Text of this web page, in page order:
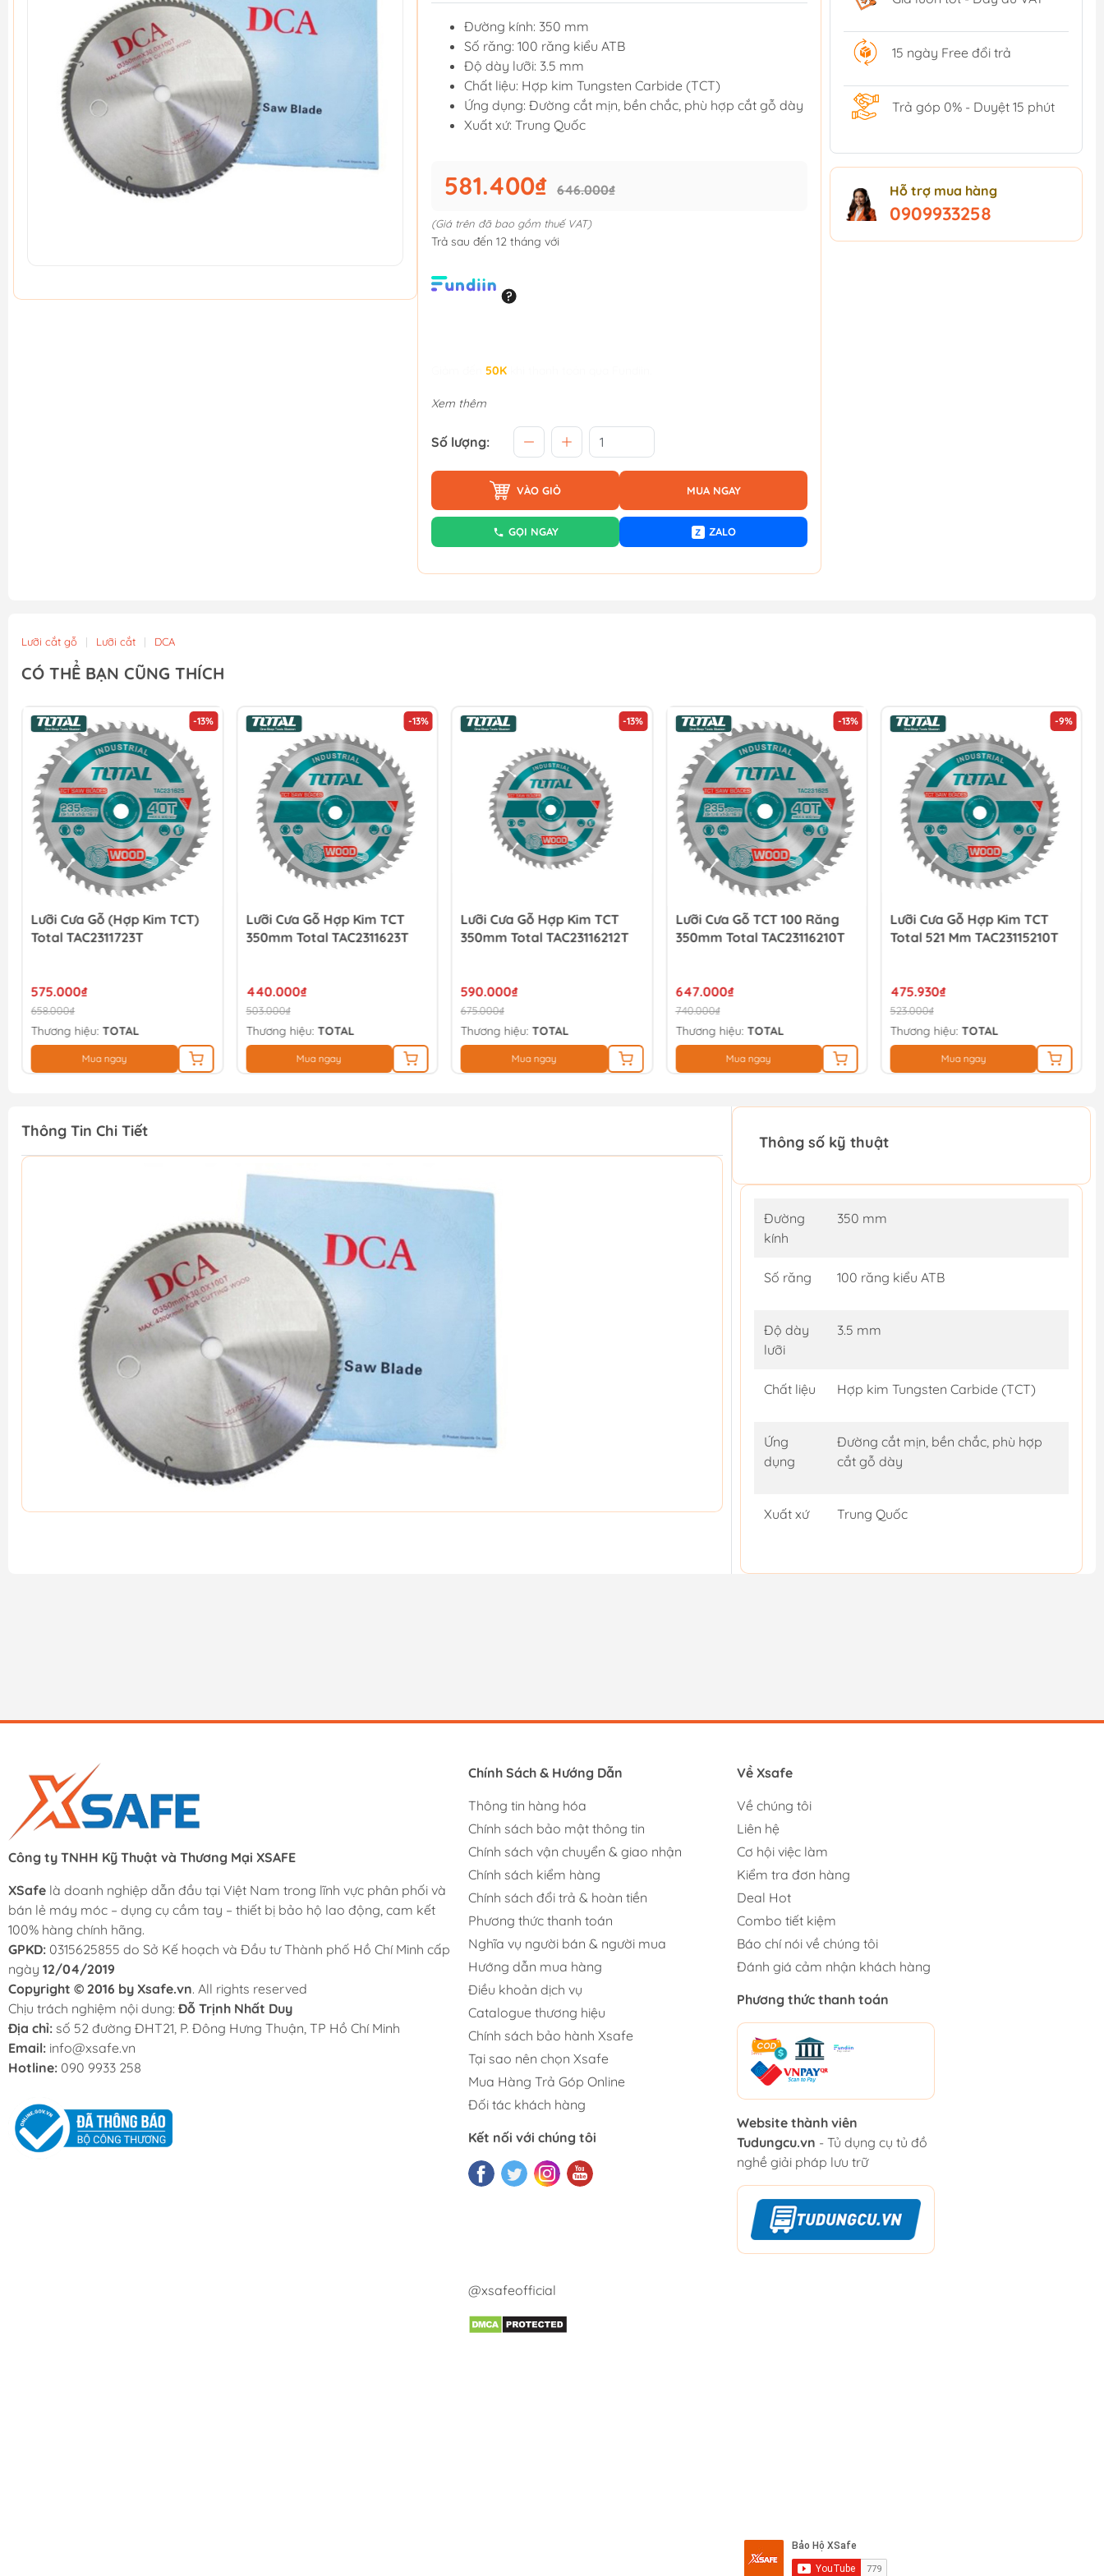
Đường kính: 350 mm
Số răng: 100 răng kiểu ATB
Độ dày lưỡi: 3.5 mm
Chất liệu: Hợp kim Tungsten Carbide (TCT)
Ứng dụng: Đường cắt mịn, bền chắc, phù hợp cắt gỗ dày
Xuất xứ: Trung Quốc
581.400₫ 646.000₫
(Giá trên đã bao gồm thuế VAT)
Trả sau đến 12 tháng với
50K
Xem thêm
Số lượng:
VÀO GIỎ MUA NGAY
GỌI NGAY Z ZALO
15 ngày Free đổi trả
Trả góp 0% - Duyệt 15 phút
Hỗ trợ mua hàng
0909933258
Lưỡi cắt gỗ | Lưỡi cắt | DCA
CÓ THỂ BẠN CŨNG THÍCH
-13%
Lưỡi Cưa Gỗ (hợp Kim TCT)
Total TAC2311723T
575.000₫
658.000₫
Thương hiệu: TOTAL
Mua ngay
-13%
Lưỡi Cưa Gỗ Hợp Kim TCT
350mm Total TAC2311623T
440.000₫
503.000₫
Thương hiệu: TOTAL
Mua ngay
-13%
Lưỡi Cưa Gỗ Hợp Kim TCT
350mm Total TAC23116212T
590.000₫
675.000₫
Thương hiệu: TOTAL
Mua ngay
-13%
Lưỡi Cưa Gỗ TCT 100 Răng
350mm Total TAC23116210T
647.000₫
740.000₫
Thương hiệu: TOTAL
Mua ngay
-9%
Lưỡi Cưa Gỗ Hợp Kim TCT
Total 521 Mm TAC23115210T
475.930₫
523.000₫
Thương hiệu: TOTAL
Mua ngay
Thông Tin Chi Tiết
Thông số kỹ thuật
Đường
kính
350 mm
Số răng 100 răng kiểu ATB
Độ dày
lưỡi
3.5 mm
Chất liệu Hợp kim Tungsten Carbide (TCT)
Ứng
dụng
Đường cắt mịn, bền chắc, phù hợp
cắt gỗ dày
Xuất xứ Trung Quốc
Công ty TNHH Kỹ Thuật và Thương Mại XSAFE
XSafe là doanh nghiệp dẫn đầu tại Việt Nam trong lĩnh vực phân phối và
bán lẻ máy móc – dụng cụ cầm tay – thiết bị bảo hộ lao động, cam kết
100% hàng chính hãng.
GPKD: 0315625855 do Sở Kế hoạch và Đầu tư Thành phố Hồ Chí Minh cấp
ngày 12/04/2019
Copyright © 2016 by Xsafe.vn. All rights reserved
Chịu trách nghiệm nội dung: Đỗ Trịnh Nhất Duy
Địa chỉ: số 52 đường ĐHT21, P. Đông Hưng Thuận, TP Hồ Chí Minh
Email: info@xsafe.vn
Hotline: 090 9933 258
Chính Sách & Hướng Dẫn
Thông tin hàng hóa
Chính sách bảo mật thông tin
Chính sách vận chuyển & giao nhận
Chính sách kiểm hàng
Chính sách đổi trả & hoàn tiền
Phương thức thanh toán
Nghĩa vụ người bán & người mua
Hướng dẫn mua hàng
Điều khoản dịch vụ
Catalogue thương hiệu
Chính sách bảo hành Xsafe
Tại sao nên chọn Xsafe
Mua Hàng Trả Góp Online
Đối tác khách hàng
Kết nối với chúng tôi
Về Xsafe
Về chúng tôi
Liên hệ
Cơ hội việc làm
Kiểm tra đơn hàng
Deal Hot
Combo tiết kiệm
Báo chí nói về chúng tôi
Đánh giá cảm nhận khách hàng
Phương thức thanh toán
Website thành viên
Tudungcu.vn - Tủ dụng cụ tủ đồ
nghề giải pháp lưu trữ
@xsafeofficial